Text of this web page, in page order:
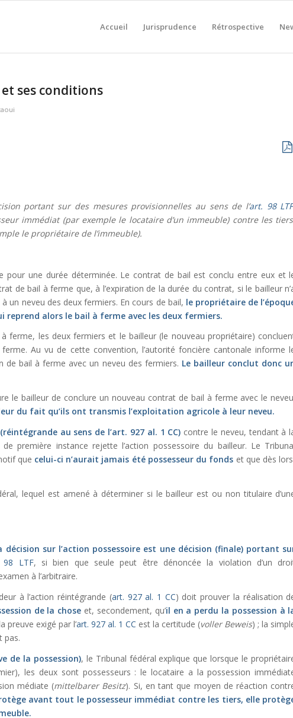
Accueil Jurisprudence Rétrospective
ses conditions
portant sur des mesures provisionnelles au sens de l’art. 98 LTF
immédiat (par exemple le locataire d’un immeuble) contre les
le propriétaire de l’immeuble).
pour une durée déterminée. Le contrat de bail est conclu entre eux et
de bail à ferme que, à l’expiration de la durée du contrat, si le bailleur
un neveu des deux fermiers. En cours de bail, le propriétaire de
alors le bail à ferme avec les deux fermiers.
ferme, les deux fermiers et le bailleur (le nouveau propriétaire)
Au vu de cette convention, l’autorité foncière cantonale informe
de bail à ferme avec un neveu des fermiers. Le bailleur conclut donc
le bailleur de conclure un nouveau contrat de bail à ferme avec le
du fait qu’ils ont transmis l’exploitation agricole à leur neveu.
au sens de l’art. 927 al. 1 CC) contre le neveu, tendant à
première instance rejette l’action possessoire du bailleur. Le
que celui-ci n’aurait jamais été possesseur du fonds et que dès
lequel est amené à déterminer si le bailleur est ou non titulaire
décision sur l’action possessoire est une décision (finale) portant
98 LTF, si bien que seule peut être dénoncée la violation d’un
à l’arbitraire.
à l’action réintégrande (art. 927 al. 1 CC) doit prouver la réalisation
de la chose et, secondement, qu’il en a perdu la possession à
preuve exigé par l’art. 927 al. 1 CC est la certitude (voller Beweis) ; la
pas.
de la possession), le Tribunal fédéral explique que lorsque le
les deux sont possesseurs : le locataire a la possession
médiate (mittelbarer Besitz). Si, en tant que moyen de réaction
avant tout le possesseur immédiat contre les tiers, elle